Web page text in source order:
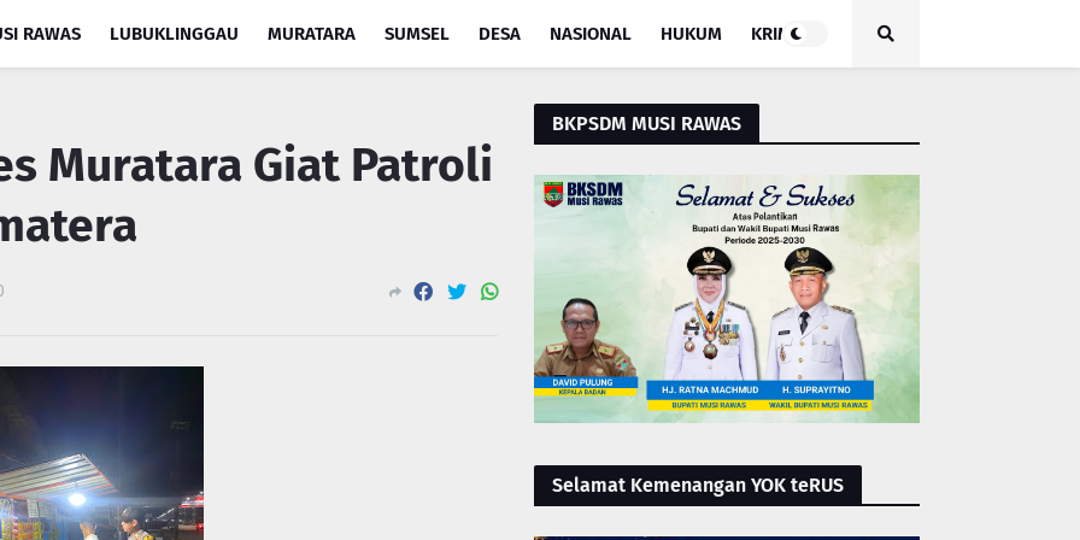
RAWAS LUBUKLINGGAU MURATARA SUMSEL DESA NASIONAL HUKUM KRIMINAL
Muratara Giat Patroli
BKPSDM MUSI RAWAS
Selamat Kemenangan YOK teRUS